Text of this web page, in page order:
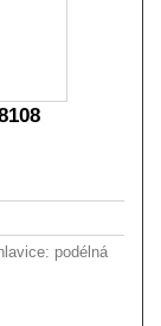
podélná